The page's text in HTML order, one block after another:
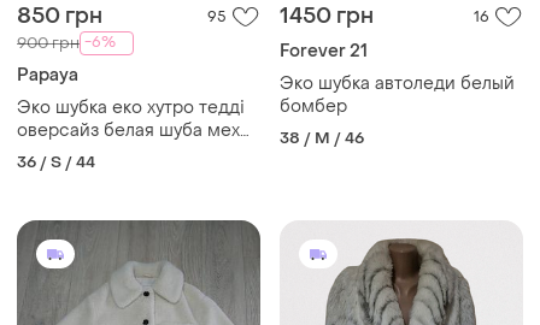
850 грн 95
900 грн -6%
Papaya
Эко шубка еко хутро тедді
оверсайз белая шуба мех
papaya
36 / S / 44
1450 грн 16
Forever 21
Эко шубка автоледи белый
бомбер
38 / M / 46